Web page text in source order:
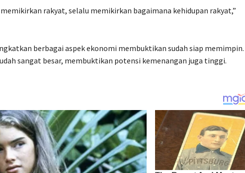
rakyat, selalu memikirkan bagaimana kehidupan rakyat,”
berbagai aspek ekonomi membuktikan sudah siap memimpin.
sangat besar, membuktikan potensi kemenangan juga tinggi.